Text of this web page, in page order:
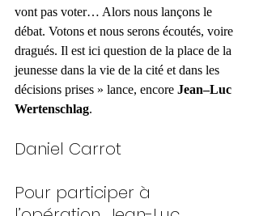
vont pas voter… Alors nous lançons le
débat. Votons et nous serons écoutés, voire
dragués. Il est ici question de la place de la
jeunesse dans la vie de la cité et dans les
décisions prises » lance, encore Jean–Luc
Wertenschlag.
Daniel Carrot
Pour participer à